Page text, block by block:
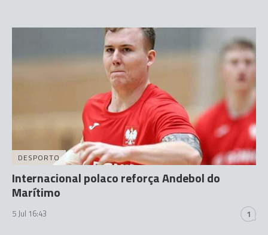
DESPORTO
Internacional polaco reforça Andebol do
Marítimo
5 Jul 16:43 1